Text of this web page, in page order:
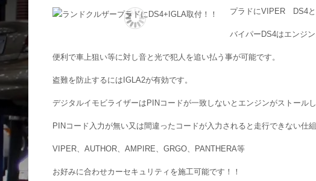
プラドにVIPER DS4と
バイパーDS4はエンジ
便利で車上狙い等に対し音と光で犯人を追い払う事が可能です。
盗難を防止するにはIGLA2が有効です。
デジタルイモビライザーはPINコードが一致しないとエンジンがストール
PINコード入力が無い又は間違ったコードが入力されると走行できない仕組
VIPER、AUTHOR、AMPIRE、GRGO、PANTHERA等
お好みに合わせカーセキュリティを施工可能です！！